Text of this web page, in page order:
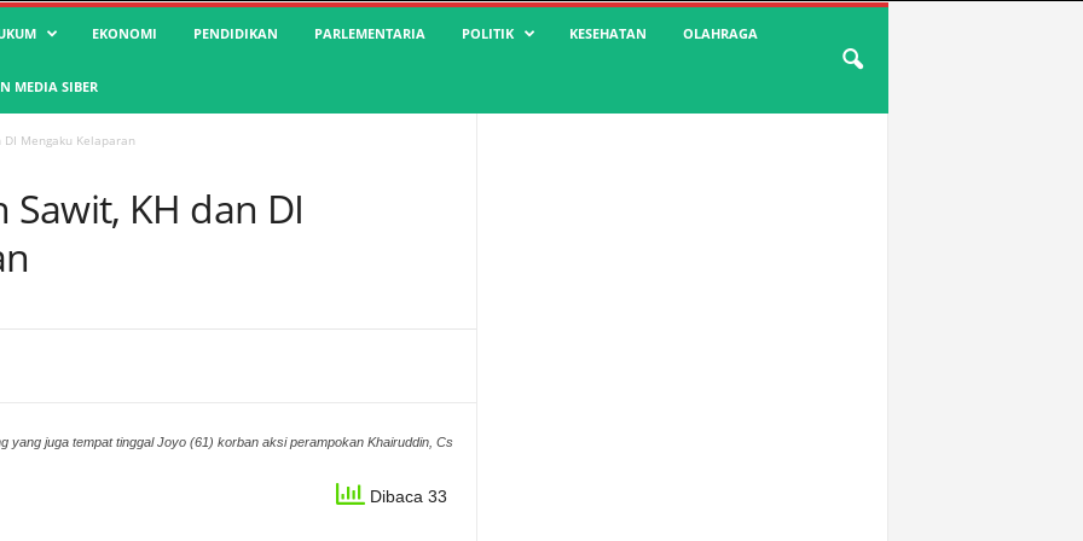
EKONOMI PENDIDIKAN PARLEMENTARIA POLITIK KESEHATAN OLAHRAGA
MEDIA SIBER
DI Mengaku Kelaparan
KH dan DI
yang juga tempat tinggal Joyo (61) korban aksi perampokan Khairuddin, Cs
Dibaca 33